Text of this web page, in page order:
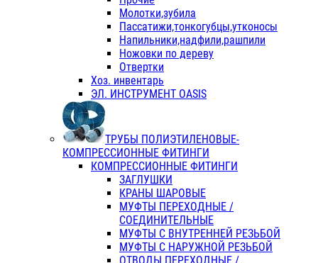
Молотки,зубила
Пассатижи,тонкогубцы,утконосы
Напильники,надфили,рашпили
Ножовки по дереву
Отвертки
Хоз. инвентарь
ЭЛ. ИНСТРУМЕНТ OASIS
ТРУБЫ ПОЛИЭТИЛЕНОВЫЕ-
КОМПРЕССИОННЫЕ ФИТИНГИ
КОМПРЕССИОННЫЕ ФИТИНГИ
ЗАГЛУШКИ
КРАНЫ ШАРОВЫЕ
МУФТЫ ПЕРЕХОДНЫЕ /
СОЕДИНИТЕЛЬНЫЕ
МУФТЫ С ВНУТРЕННЕЙ РЕЗЬБОЙ
МУФТЫ С НАРУЖНОЙ РЕЗЬБОЙ